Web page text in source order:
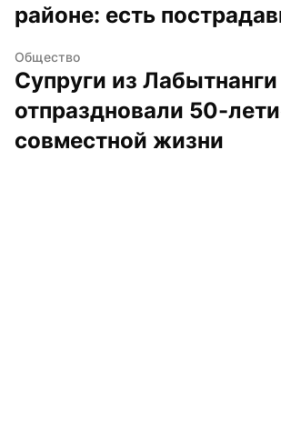
районе: есть
Общество
Супруги из Лабытнанги
отпраздновали 50-
совместной жизни